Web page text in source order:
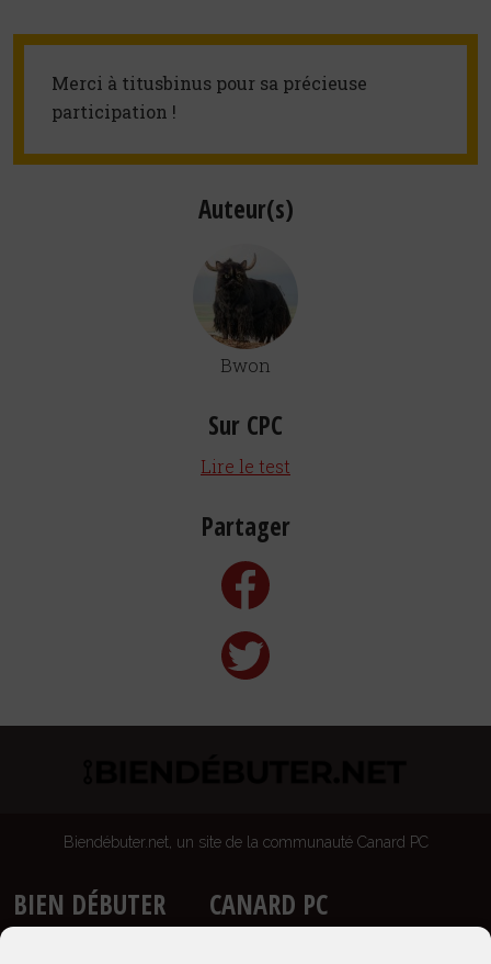
Merci à titusbinus pour sa précieuse
participation !
Auteur(s)
Bwon
Sur CPC
Lire le test
Partager
Biendébuter.net, un site de la communauté Canard PC
BIEN DÉBUTER CANARD PC